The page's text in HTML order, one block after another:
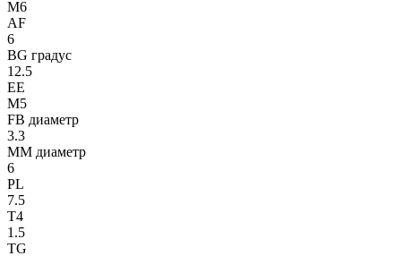
M6
AF
6
BG градус
12.5
EE
M5
FB диаметр
3.3
MM диаметр
6
PL
7.5
T4
1.5
TG